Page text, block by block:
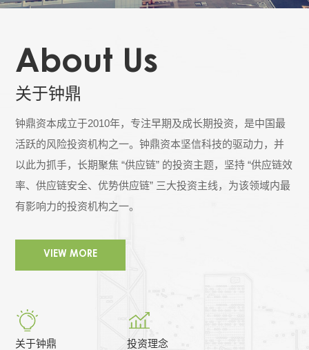
About Us
关于钟鼎
钟鼎资本成立于2010年，专注早期及成长期投资，是中国最
活跃的风险投资机构之一。钟鼎资本坚信科技的驱动力，并
以此为抓手，长期聚焦 “供应链” 的投资主题，坚持 “供应链效
率、供应链安全、优势供应链” 三大投资主线，为该领域内最
有影响力的投资机构之一。
VIEW MORE
关于钟鼎 投资理念